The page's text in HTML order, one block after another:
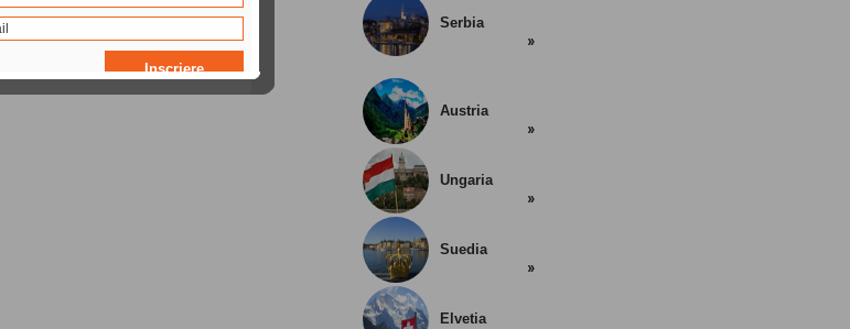
Serbia
Austria
Ungaria
Suedia
Elvetia